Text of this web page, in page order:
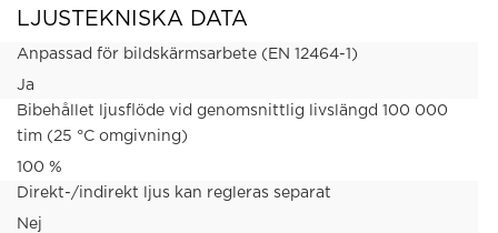
LJUSTEKNISKA DATA
Anpassad för bildskärmsarbete (EN 12464-1)
Ja
Bibehållet ljusflöde vid genomsnittlig livslängd 100 000
tim (25 °C omgivning)
100 %
Direkt-/indirekt ljus kan regleras separat
Nej